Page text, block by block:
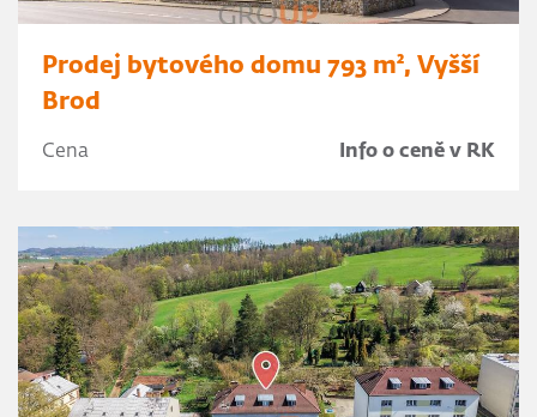
Prodej bytového domu 793 m², Vyšší
Brod
Cena Info o ceně v RK